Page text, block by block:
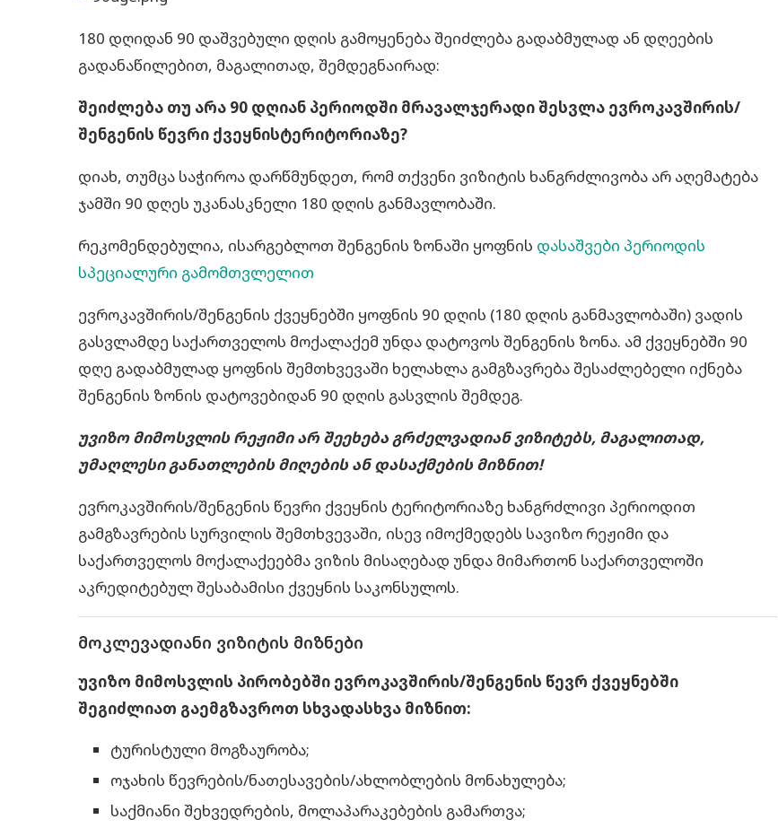
180 დღიდან 90 დაშვებული დღის გამოყენება შეიძლება გადაბმულად ან დღეების
გადანაწილებით, მაგალითად, შემდეგნაირად:
შეიძლება თუ არა 90 დღიან პერიოდში მრავალჯერადი შესვლა ევროკავშირის/
შენგენის წევრი ქვეყნისტერიტორიაზე?
დიახ, თუმცა საჭიროა დარწმუნდეთ, რომ თქვენი ვიზიტის ხანგრძლივობა არ აღემატება
ჯამში 90 დღეს უკანასკნელი 180 დღის განმავლობაში.
რეკომენდებულია, ისარგებლოთ შენგენის ზონაში ყოფნის დასაშვები პერიოდის
სპეციალური გამომთვლელით
ევროკავშირის/შენგენის ქვეყნებში ყოფნის 90 დღის (180 დღის განმავლობაში) ვადის
გასვლამდე საქართველოს მოქალაქემ უნდა დატოვოს შენგენის ზონა. ამ ქვეყნებში 90
დღე გადაბმულად ყოფნის შემთხვევაში ხელახლა გამგზავრება შესაძლებელი იქნება
შენგენის ზონის დატოვებიდან 90 დღის გასვლის შემდეგ.
უვიზო მიმოსვლის რეჟიმი არ შეეხება გრძელვადიან ვიზიტებს, მაგალითად,
უმაღლესი განათლების მიღების ან დასაქმების მიზნით!
ევროკავშირის/შენგენის წევრი ქვეყნის ტერიტორიაზე ხანგრძლივი პერიოდით
გამგზავრების სურვილის შემთხვევაში, ისევ იმოქმედებს სავიზო რეჟიმი და
საქართველოს მოქალაქეებმა ვიზის მისაღებად უნდა მიმართონ საქართველოში
აკრედიტებულ შესაბამისი ქვეყნის საკონსულოს.
მოკლევადიანი ვიზიტის მიზნები
უვიზო მიმოსვლის პირობებში ევროკავშირის/შენგენის წევრ ქვეყნებში
შეგიძლიათ გაემგზავროთ სხვადასხვა მიზნით:
ტურისტული მოგზაურობა;
ოჯახის წევრების/ნათესავების/ახლობლების მონახულება;
საქმიანი შეხვედრების, მოლაპარაკებების გამართვა;